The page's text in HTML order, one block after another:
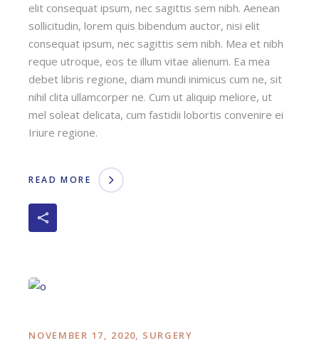
elit consequat ipsum, nec sagittis sem nibh. Aenean
sollicitudin, lorem quis bibendum auctor, nisi elit
consequat ipsum, nec sagittis sem nibh. Mea et nibh
reque utroque, eos te illum vitae alienum. Ea mea
debet libris regione, diam mundi inimicus cum ne, sit
nihil clita ullamcorper ne. Cum ut aliquip meliore, ut
mel soleat delicata, cum fastidii lobortis convenire ei
Iriure regione.
READ MORE
NOVEMBER 17, 2020 SURGERY